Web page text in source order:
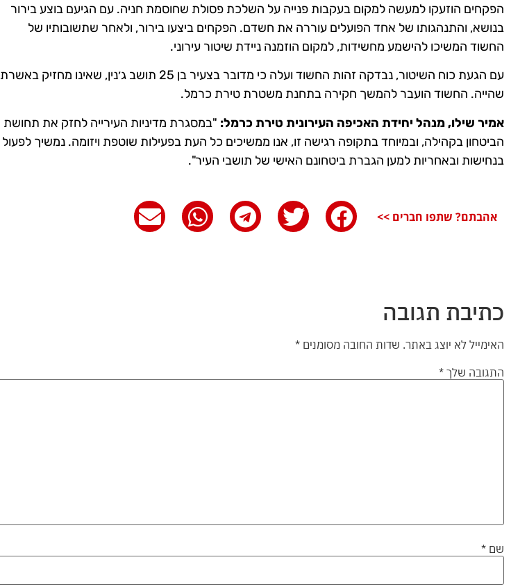
הפקחים הוזעקו למעשה למקום בעקבות פנייה על השלכת פסולת שחוסמת חניה. עם הגיעם בוצע בירור
בנושא, והתנהגותו של אחד הפועלים עוררה את חשדם. הפקחים ביצעו בירור, ולאחר שתשובותיו של
החשוד המשיכו להישמע מחשידות, למקום הוזמנה ניידת שיטור עירוני.
עם הגעת כוח השיטור, נבדקה זהות החשוד ועלה כי מדובר בצעיר בן 25 תושב ג׳נין, שאינו מחזיק באשרת
שהייה. החשוד הועבר להמשך חקירה בתחנת משטרת טירת כרמל.
אמיר שילו, מנהל יחידת האכיפה העירונית טירת כרמל: "במסגרת מדיניות העירייה לחזק את תחושת
הביטחון בקהילה, ובמיוחד בתקופה רגישה זו, אנו ממשיכים כל העת בפעילות שוטפת ויזומה. נמשיך לפעול
בנחישות ובאחריות למען הגברת ביטחונם האישי של תושבי העיר".
אהבתם? שתפו חברים >>
כתיבת תגובה
האימייל לא יוצג באתר. שדות החובה מסומנים *
התגובה שלך *
שם *